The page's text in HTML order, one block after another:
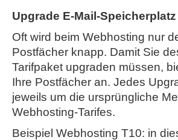
Upgrade E-Mail-Speicherplatz
Oft wird beim Webhosting nur
Postfächer knapp. Damit Sie
Tarifpaket upgraden müssen,
Ihre Postfächer an. Jedes
jeweils um die ursprüngliche
Webhosting-Tarifes.
Beispiel Webhosting T10: in